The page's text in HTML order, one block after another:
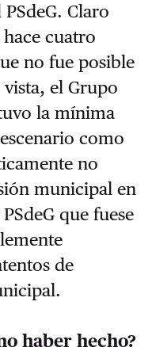
Claro
cuatro
no fue posible
el Grupo
la mínima
como
no
municipal en
que fuese
de
haber hecho?